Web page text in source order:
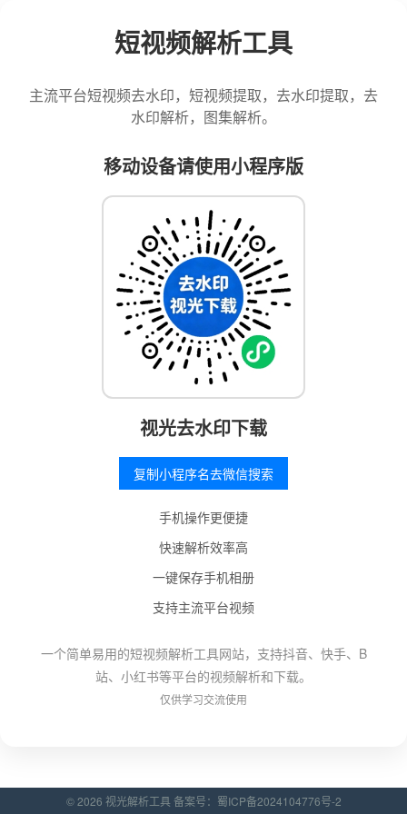
短视频解析工具
主流平台短视频去水印，短视频提取，去水印提取，去
水印解析，图集解析。
移动设备请使用小程序版
视光去水印下载
复制小程序名去微信搜索
手机操作更便捷
快速解析效率高
一键保存手机相册
支持主流平台视频
一个简单易用的短视频解析工具网站，支持抖音、快手、B
站、小红书等平台的视频解析和下载。
仅供学习交流使用
© 2026 视光解析工具 备案号： 蜀ICP备2024104776号-2